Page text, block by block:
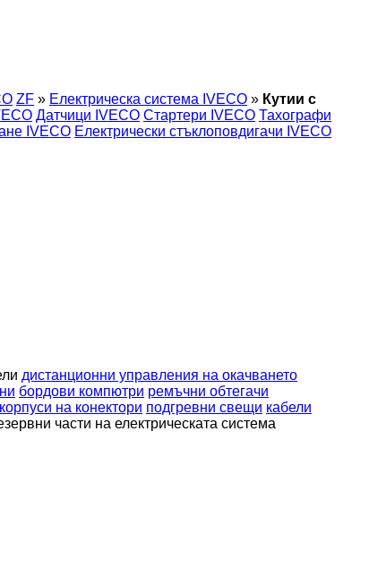
ZF » Електрическа система IVECO » Кутии с
Датчици IVECO Стартери IVECO Тахографи
IVECO Електрически стъклоповдигачи IVECO
дистанционни управления на окачването
бордови компютри ремъчни обтегачи
корпуси на конектори подгревни свещи кабели
части на електрическата система